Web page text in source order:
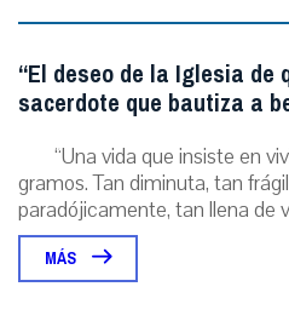
“El deseo de la Iglesia de
sacerdote que bautiza a
“Una vida que insiste en
gramos. Tan diminuta, tan
paradójicamente, tan llena de
MÁS